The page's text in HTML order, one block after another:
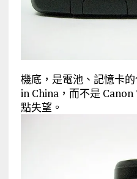
機底，是電池、記憶卡
in China，而不是
點失望。